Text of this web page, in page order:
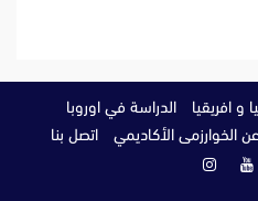
و افريقيا
الدراسة في اوروبا
عن الخوارزمى الأكاديمي اتصل بنا
يوتيوبانستغرام